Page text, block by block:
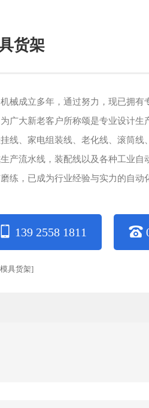
货架
械成立多年，通过努力，现已拥有
广大新老客户所称颂是专业设计生
线、家电组装线、老化线、滚筒线
产流水线，装配线以及各种工业自
练，已成为行业经验与实力的自动
139 2558 1811
模具货架]